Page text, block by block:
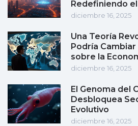
Redefiniendo
diciembre 16, 2025
Una Teoría
Podría
sobre la
diciembre 16, 2025
El Genoma del
Desbloquea
Evolutivo
diciembre 16, 2025